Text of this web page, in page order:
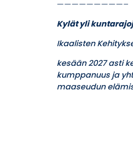
—————————–
Kylät yli
Ikaalisten
kesään 2027 asti
kumppanuus ja
maaseudun